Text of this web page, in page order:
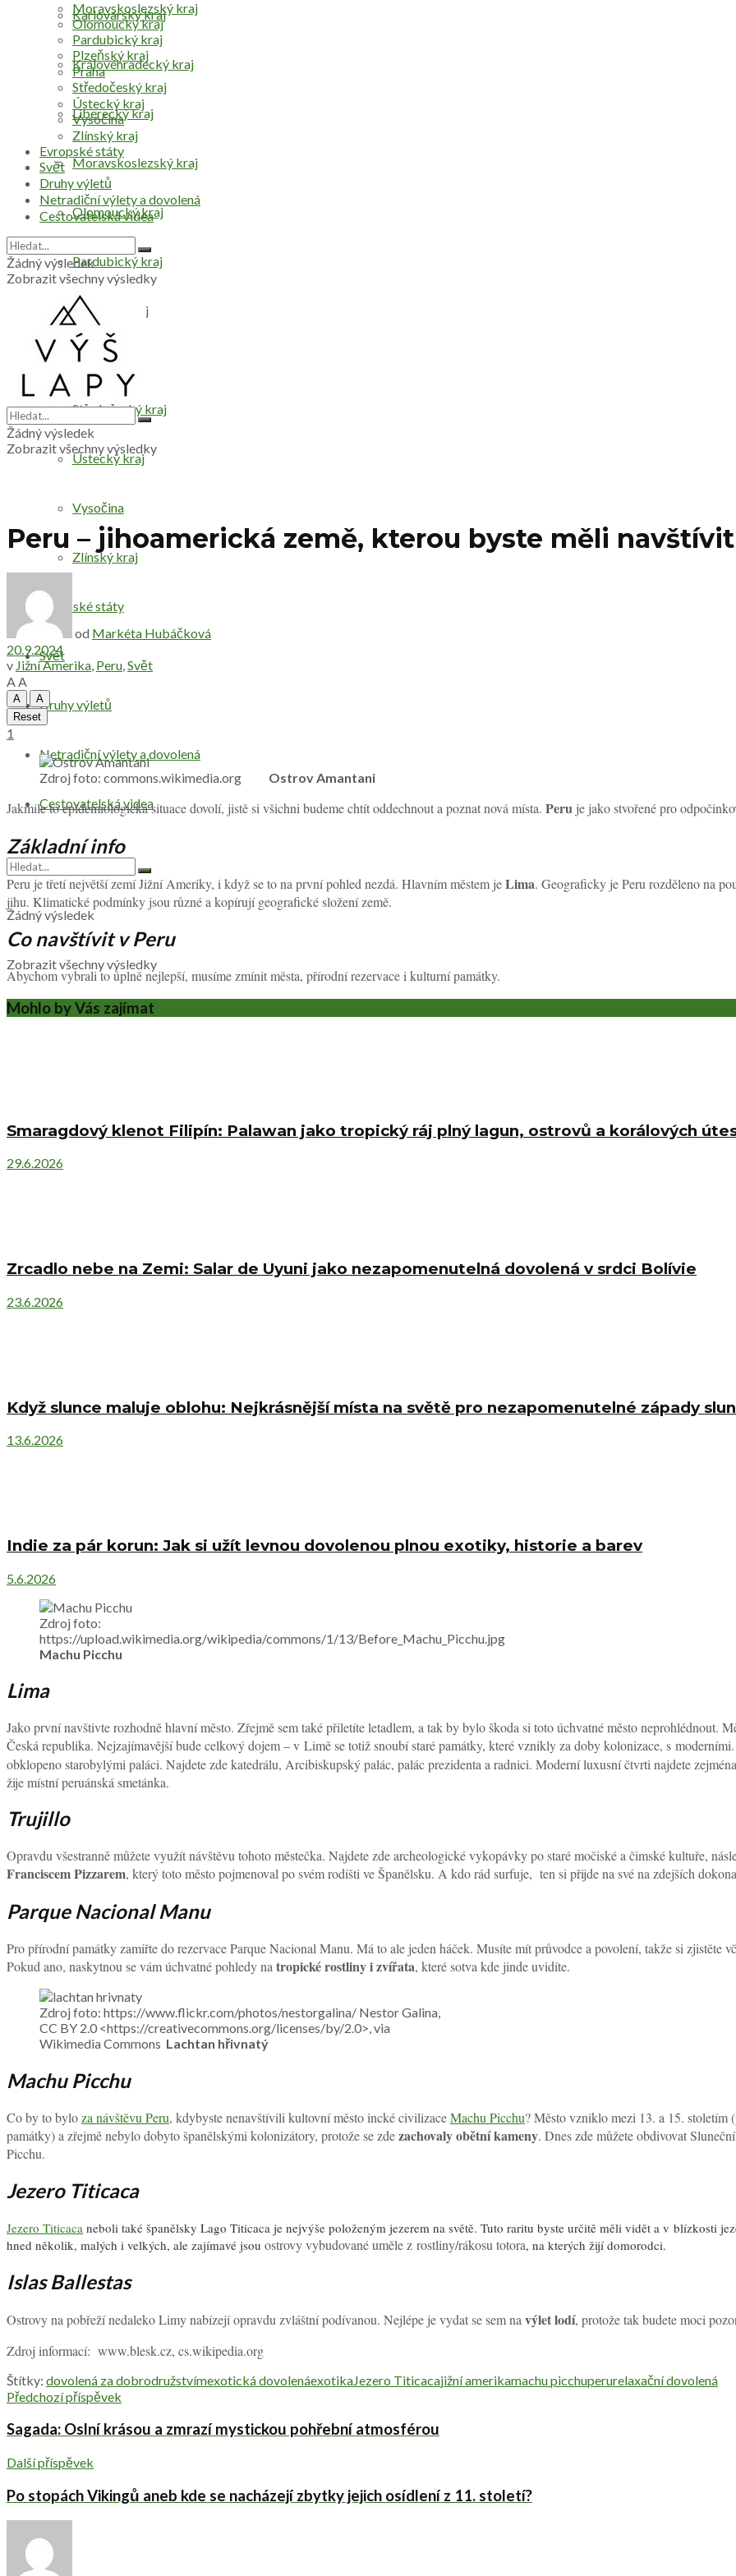
Karlovarský kraj
Královéhradecký kraj
Liberecký kraj
Moravskoslezský kraj
Olomoucký kraj
Pardubický kraj
Plzeňský kraj
Praha
Středočeský kraj
Ústecký kraj
Vysočina
Zlínský kraj
Evropské státy
Svět
Druhy výletů
Netradiční výlety a dovolená
Cestovatelská videa
Žádný výsledek
Zobrazit všechny výsledky
Moravskoslezský kraj
Olomoucký kraj
Pardubický kraj
Plzeňský kraj
Praha
Středočeský kraj
Ústecký kraj
Vysočina
Zlínský kraj
Evropské státy
Svět
Druhy výletů
Netradiční výlety a dovolená
Cestovatelská videa
Žádný výsledek
Zobrazit všechny výsledky
Žádný výsledek
Zobrazit všechny výsledky
Peru – jihoamerická země, kterou byste měli
od Markéta Hubáčková
20.9.2024
v Jižní Amerika, Peru,Svět
AA
A
A
Reset
1
Zdroj foto: commons.wikimedia.org Ostrov Amantani
Jakmile to epidemiologická situace dovolí, jistě si všichni budeme chtít oddechnout a poznat nová místa. Peru je jako stvořené pro
Základní info
Peru je třetí největší zemí Jižní Ameriky, i když se to na první pohled nezdá. Hlavním městem jeLima. Geograficky je Peru rozděleno na
jihu. Klimatické podmínky jsou různé a kopírují geografické složení země.
Co navštívit v Peru
Abychom vybrali to úplně nejlepší, musíme zmínit města, přírodní rezervace i kulturní památky.
Mohlo by Vás zajímat
Smaragdový klenot Filipín: Palawan jako tropický ráj plný lagun, ostrovů a korálových
29.6.2026
Zrcadlo nebe na Zemi: Salar de Uyuni jako nezapomenutelná dovolená v srdci Bolívie
23.6.2026
Když slunce maluje oblohu: Nejkrásnější místa na světě pro nezapomenutelné západy
13.6.2026
Indie za pár korun: Jak si užít levnou dovolenou plnou exotiky, historie a barev
5.6.2026
Zdroj foto:
https://upload.wikimedia.org/wikipedia/commons/1/13/Before_Machu_Picchu.jpg
Machu Picchu
Lima
Jako první navštivte rozhodně hlavní město. Zřejmě sem také přiletíte letadlem, a tak by bylo škoda si toto úchvatné město neprohlédnout.
Česká republika. Nejzajímavější bude celkový dojem – v Limě se totiž snoubí staré památky, které vznikly za doby kolonizace, s
obklopeno starobylými paláci. Najdete zde katedrálu, Arcibiskupský palác, palác prezidenta a radnici. Moderní luxusní čtvrti najdete
žije místní peruánská smetánka.
Trujillo
Opravdu všestranně můžete využít návštěvu tohoto městečka. Najdete zde archeologické vykopávky po staré močiské a čimské kultuře,
Franciscem Pizzarem, který toto město pojmenoval po svém rodišti ve Španělsku. A kdo rád surfuje, ten si přijde na své na zdejších
Parque Nacional Manu
Pro přírodní památky zamiřte do rezervace Parque Nacional Manu. Má to ale jeden háček. Musíte mít průvodce a povolení, takže si zjistěte
Pokud ano, naskytnou se vám úchvatné pohledy na tropické rostliny i zvířata, které sotva kde jinde uvidíte.
Zdroj foto: https://www.flickr.com/photos/nestorgalina/ Nestor Galina,
CC BY 2.0 <https://creativecommons.org/licenses/by/2.0>, via
Wikimedia Commons Lachtan hřivnatý
Machu Picchu
Co by to byloza návštěvu Peru, kdybyste nenavštívili kultovní město incké civilizaceMachu Picchu? Město vzniklo mezi 13. a 15. stoletím
památky) a zřejmě nebylo dobyto španělskými kolonizátory, protože se zdezachovaly obětní kameny. Dnes zde můžete obdivovat
Picchu.
Jezero Titicaca
Jezero Titicaca neboli také španělsky Lago Titicaca je nejvýše položeným jezerem na světě. Tuto raritu byste určitě měli vidět a v blízkosti
hned několik, malých i velkých, ale zajímavé jsou ostrovy vybudované uměle z rostliny/rákosu totora, na kterých žijí domorodci.
Islas Ballestas
Ostrovy na pobřeží nedaleko Limy nabízejí opravdu zvláštní podívanou. Nejlépe je vydat se sem na výlet lodí, protože tak budete moci
Zdroj informací: www.blesk.cz, cs.wikipedia.org
Štítky: dovolená za dobrodružstvímexotická dovolenáexotikaJezero Titicacajižní amerikamachu picchuperurelaxační dovolená
Předchozí příspěvek
Sagada: Oslní krásou a zmrazí mystickou pohřební atmosférou
Další příspěvek
Po stopách Vikingů aneb kde se nacházejí zbytky jejich osídlení z 11. století?